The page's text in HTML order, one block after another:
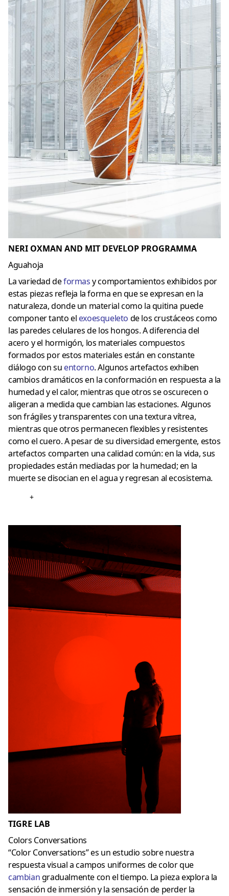
NERI OXMAN AND MIT DEVELOP PROGRAMMA
Aguahoja
La variedad deformasy comportamientos exhibidos por
estas piezas refleja la forma en que se expresan en la
naturaleza, donde un material como la quitina puede
componer tanto el exoesqueleto de los crustáceos como
las paredes celulares de los hongos.A diferencia del
acero y el hormigón, los materiales compuestos
formados por estos materiales están en constante
diálogo con su entorno. Algunos artefactos exhiben
cambios dramáticos en la conformación en respuesta a la
humedad y el calor, mientras que otros se oscurecen o
aligeran a medida que cambian las estaciones. Algunos
son frágiles y transparentes con una textura vítrea,
mientras que otros permanecen flexibles y resistentes
como el cuero.A pesar de su diversidad emergente, estos
artefactos comparten una calidad común: en la vida, sus
propiedades están mediadas por la humedad;en la
muerte se disocian en el agua y regresan al ecosistema.
+
TIGRE LAB
Colors Conversations
“Color Conversations” es un estudio sobre nuestra
respuesta visual a campos uniformes de color que
cambiangradualmente con el tiempo. La pieza explora la
sensación de inmersión y la sensación de perder la